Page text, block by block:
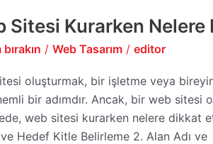
Sitesi Kurarken
/ Web Tasarım / editor
oluşturmak, bir işletme veya
bir adımdır. Ancak, bir web sitesi
web sitesi kurarken nelere dikkat
Hedef Kitle Belirleme 2. Alan Adı ve